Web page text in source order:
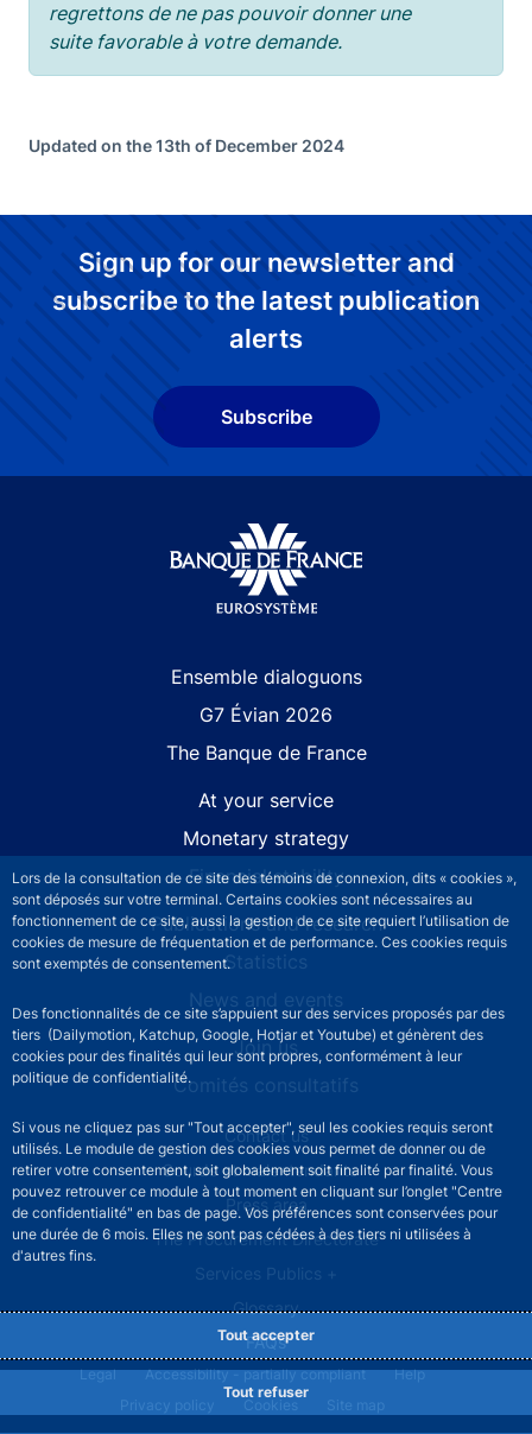
Lors de la consultation de ce site des témoins de connexion, dits « cookies »,
sont déposés sur votre terminal. Certains cookies sont nécessaires au
fonctionnement de ce site, aussi la gestion de ce site requiert l’utilisation de
cookies de mesure de fréquentation et de performance. Ces cookies requis
sont exemptés de consentement.
Des fonctionnalités de ce site s’appuient sur des services proposés par des
tiers (Dailymotion, Katchup, Google, Hotjar et Youtube) et génèrent des
cookies pour des finalités qui leur sont propres, conformément à leur
politique de confidentialité.
Si vous ne cliquez pas sur "Tout accepter", seul les cookies requis seront
utilisés. Le module de gestion des cookies vous permet de donner ou de
retirer votre consentement, soit globalement soit finalité par finalité. Vous
pouvez retrouver ce module à tout moment en cliquant sur l’onglet "Centre
de confidentialité" en bas de page. Vos préférences sont conservées pour
une durée de 6 mois. Elles ne sont pas cédées à des tiers ni utilisées à
d'autres fins.
Tout accepter
Tout refuser
regrettons de ne pas pouvoir donner une
suite favorable à votre demande.
Updated on the 13th of December 2024
Sign up for our newsletter and
subscribe to the latest publication
alerts
Subscribe
Ensemble dialoguons
G7 Évian 2026
The Banque de France
At your service
Monetary strategy
Financial stability
Publications and research
Statistics
News and events
Join us
Comités consultatifs
Footer secondary menuContact us
Sourds et malentendants
Press area
The Procurement Directorate
Services Publics +
Glossary
FAQs
Footer legal notice menu
Legal Accessibility - partially compliant
Help
Privacy policy
Cookies Site map